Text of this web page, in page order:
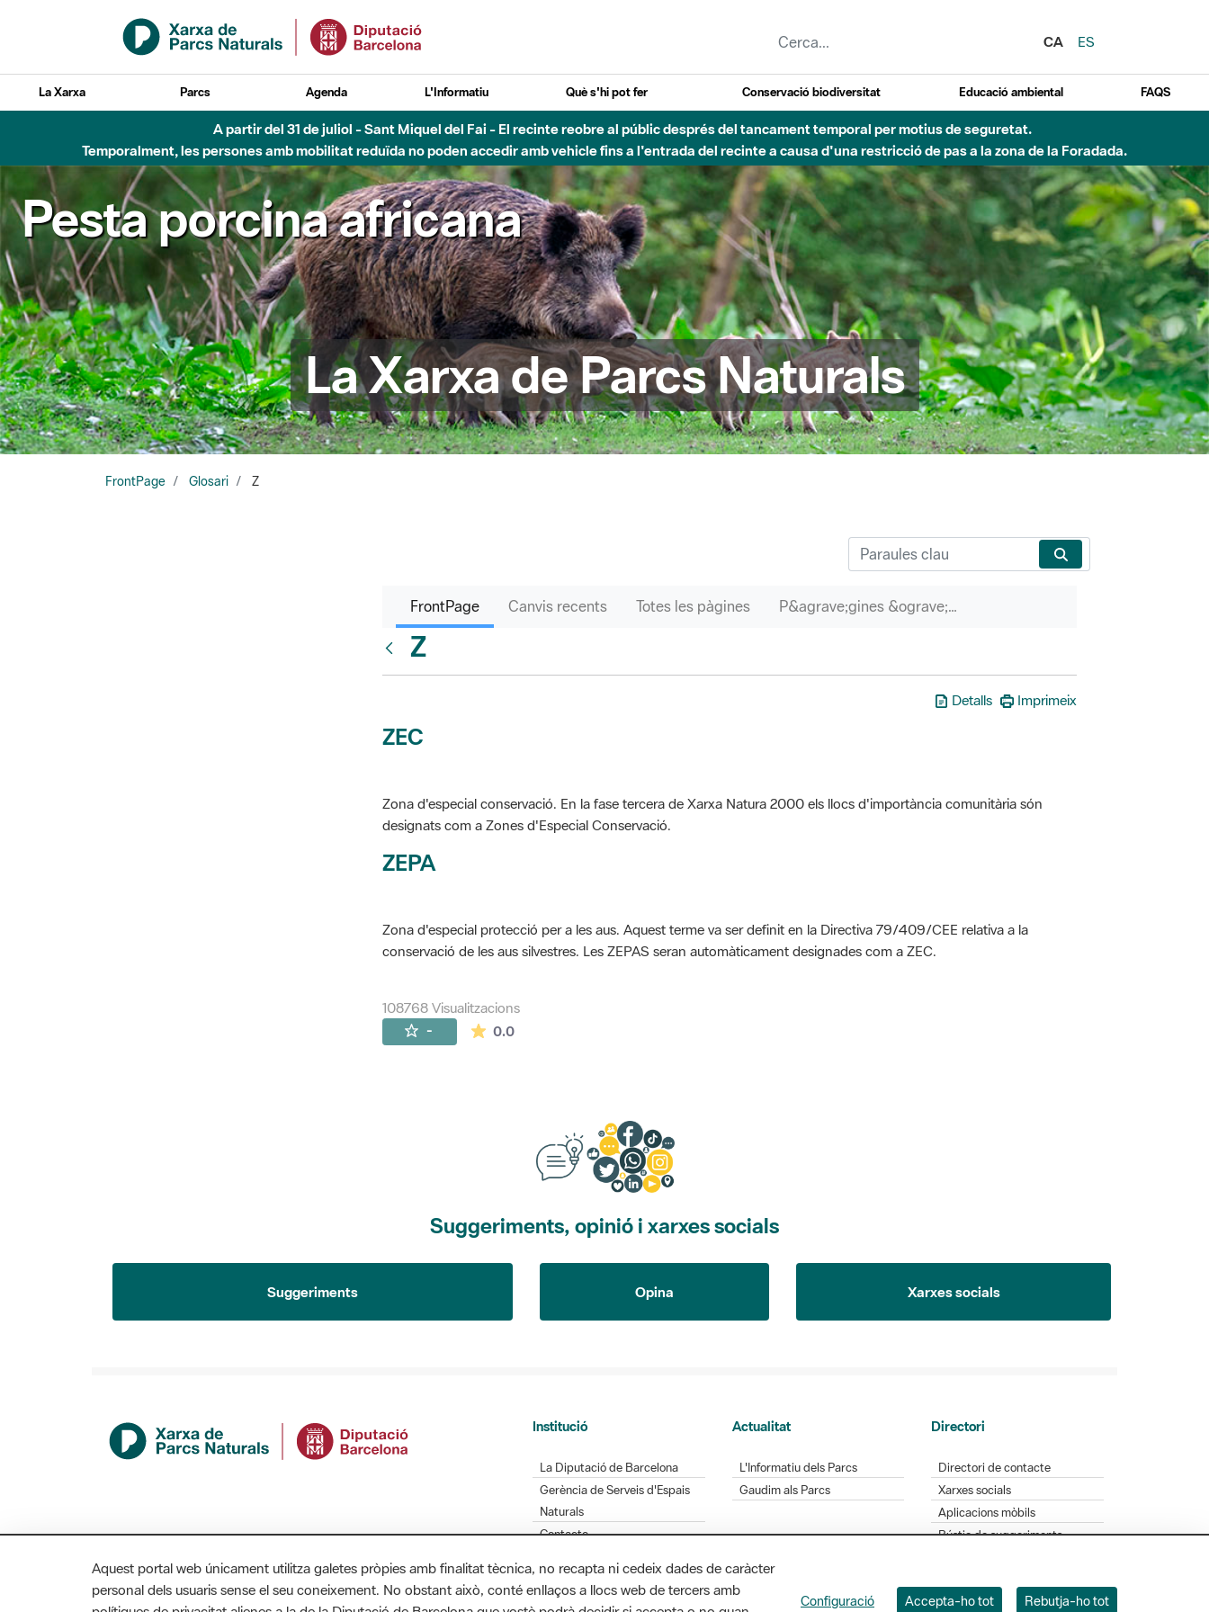
Salta al contingut principal
CA
ES
La Xarxa Parcs Agenda L'Informatiu Què s'hi pot fer Conservació biodiversitat Educació ambiental FAQS
A partir del 31 de juliol - Sant Miquel del Fai - El recinte reobre al públic després del tancament temporal per motius de seguretat.
Temporalment, les persones amb mobilitat reduïda no poden accedir amb vehicle fins a l'entrada del recinte a causa d'una restricció de pas a la zona de la Foradada.
Pesta porcina africana
La Xarxa de Parcs Naturals
FrontPage Glosari Z
FrontPage Canvis recents Totes les pàgines P&agrave;gines &ograve;rfenes
Z
Detalls Imprimeix
ZEC
Zona d'especial conservació. En la fase tercera de Xarxa Natura 2000 els llocs d'importància comunitària són
designats com a Zones d'Especial Conservació.
ZEPA
Zona d'especial protecció per a les aus. Aquest terme va ser definit en la Directiva 79/409/CEE relativa a la
conservació de les aus silvestres. Les ZEPAS seran automàticament designades com a ZEC.
108768 Visualitzacions
- 0.0La mitjana de les valoracions és de 0 estrelles de 5.
Suggeriments, opinió i xarxes socials
Suggeriments Opina Xarxes socials
Institució
La Diputació de Barcelona
Gerència de Serveis d'Espais
Naturals
Contacte
Actualitat
L'Informatiu dels Parcs
Gaudim als Parcs
Directori
Directori de contacte
Xarxes socials
Aplicacions mòbils
Bústia de suggeriments
Aquest portal web únicament utilitza galetes pròpies amb finalitat tècnica, no recapta ni cedeix dades de caràcter
personal dels usuaris sense el seu coneixement. No obstant això, conté enllaços a llocs web de tercers amb
Configuració Accepta-ho tot Rebutja-ho tot